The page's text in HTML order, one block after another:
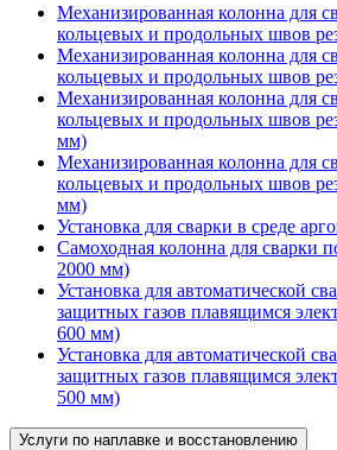
Механизированная колонна для
кольцевых и продольных швов
Механизированная колонна для
кольцевых и продольных швов
Механизированная колонна для
кольцевых и продольных швов
мм)
Механизированная колонна для
кольцевых и продольных швов
мм)
Установка для сварки в среде
Самоходная колонна для сварки
2000 мм)
Установка для автоматической
защитных газов плавящимся
600 мм)
Установка для автоматической
защитных газов плавящимся
500 мм)
Услуги по наплавке и восстановлению